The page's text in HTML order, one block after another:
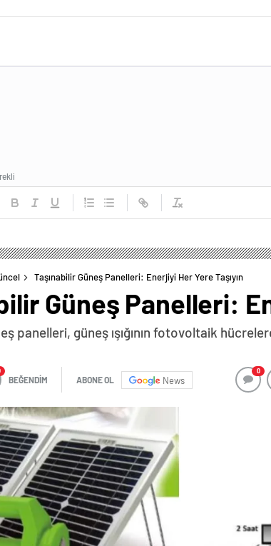
Taşınabilir Güneş Panelleri: Enerjiyi Her Yere Taşıyın
Güneş Panelleri:
panelleri, güneş ışığının fotovoltaik
BEĞENDİM ABONE OL News
0